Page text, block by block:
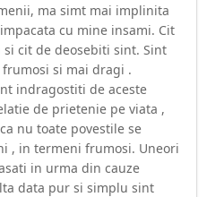
ma simt mai implinita
cu mine insami. Cit
cit de deosebiti sint. Sint
si mai dragi .
indragostiti de aceste
de prietenie pe viata ,
nu toate povestile se
, in termeni frumosi. Uneori
in urma din cauze
data pur si simplu sint